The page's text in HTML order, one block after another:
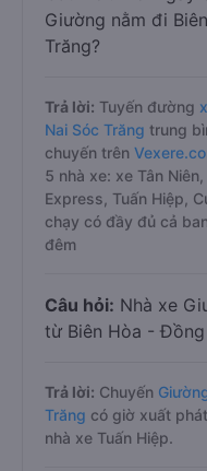
Giường nằm đi
Trăng?
Trả lời: Tuyến đường
Nai Sóc Trăng trung
chuyến trên
5 nhà xe: xe Tân
Express, Tuấn Hiệp,
chạy có đầy đủ cả
đêm
Câu hỏi: Nhà xe
từ Biên Hòa -
Trả lời: Chuyến
Trăng có giờ xuất
nhà xe Tuấn Hiệp.